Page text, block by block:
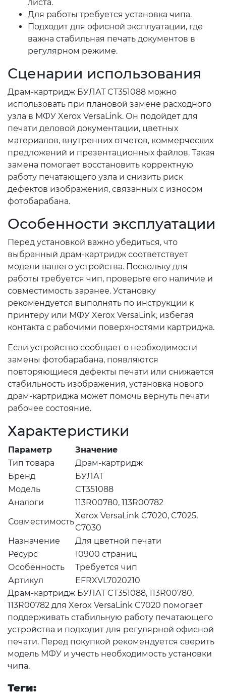
листа.
Для работы требуется установка чипа.
Подходит для офисной эксплуатации, где
важна стабильная печать документов в
регулярном режиме.
Сценарии использования
Драм-картридж БУЛАТ CT351088 можно
использовать при плановой замене расходного
узла в МФУ Xerox VersaLink. Он подойдет для
печати деловой документации, цветных
материалов, внутренних отчетов, коммерческих
предложений и презентационных файлов. Такая
замена помогает восстановить корректную
работу печатающего узла и снизить риск
дефектов изображения, связанных с износом
фотобарабана.
Особенности эксплуатации
Перед установкой важно убедиться, что
выбранный драм-картридж соответствует
модели вашего устройства. Поскольку для
работы требуется чип, проверьте его наличие и
совместимость заранее. Установку
рекомендуется выполнять по инструкции к
принтеру или МФУ Xerox VersaLink, избегая
контакта с рабочими поверхностями картриджа.
Если устройство сообщает о необходимости
замены фотобарабана, появляются
повторяющиеся дефекты печати или снижается
стабильность изображения, установка нового
драм-картриджа может помочь вернуть печати
рабочее состояние.
Характеристики
Параметр
Значение
Тип товара
Драм-картридж
Бренд
БУЛАТ
Модель
CT351088
Аналоги
113R00780, 113R00782
Совместимость
Xerox VersaLink C7020, C7025,
C7030
Назначение
Для цветной печати
Ресурс
10900 страниц
Особенность
Требуется чип
Артикул
EFRXVL7020210
Драм-картридж БУЛАТ CT351088, 113R00780,
113R00782 для Xerox VersaLink C7020 помогает
поддерживать стабильную работу печатающего
устройства и подходит для регулярной офисной
печати. Перед покупкой рекомендуется сверить
модель МФУ и учесть необходимость установки
чипа.
Теги: